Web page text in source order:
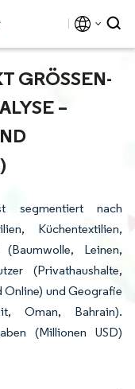
U
– W
P
segmentiert nach
Küchentextilien,
Leinen,
(Privathaushalte,
und Geografie
Oman, Bahrain).
(Millionen USD)